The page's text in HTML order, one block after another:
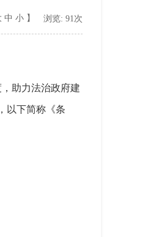
中 小 】 浏览: 91次
助力法治政府建
以下简称《条